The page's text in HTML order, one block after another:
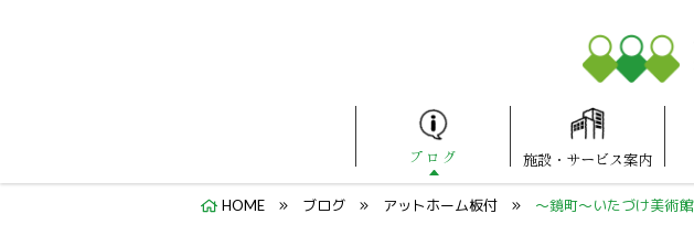
ブログ 施設 ・ サービス案内
ケアスタ福岡
福岡100プラザ博多
けいあい保育園
照葉けいあい保育園
HOME ブログ アットホーム板付 ～鏡町～いたづけ美術館